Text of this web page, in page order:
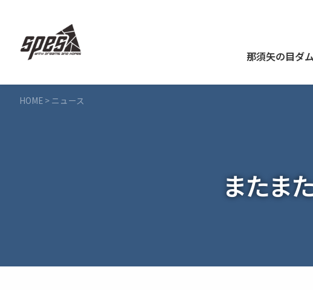
那須矢の目ダ
HOME > ニュース
またま